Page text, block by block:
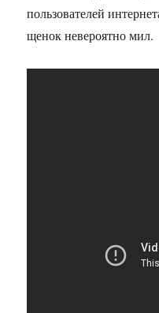
пользователей
щенок невероятно мил.